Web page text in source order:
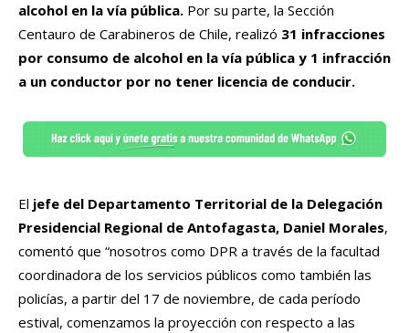
alcohol en la vía pública. Por su parte, la Sección
Centauro de Carabineros de Chile, realizó 31 infracciones
por consumo de alcohol en la vía pública y 1 infracción
a un conductor por no tener licencia de conducir.
El jefe del Departamento Territorial de la Delegación
Presidencial Regional de Antofagasta, Daniel Morales,
comentó que “nosotros como DPR a través de la facultad
coordinadora de los servicios públicos como también las
policías, a partir del 17 de noviembre, de cada período
estival, comenzamos la proyección con respecto a las